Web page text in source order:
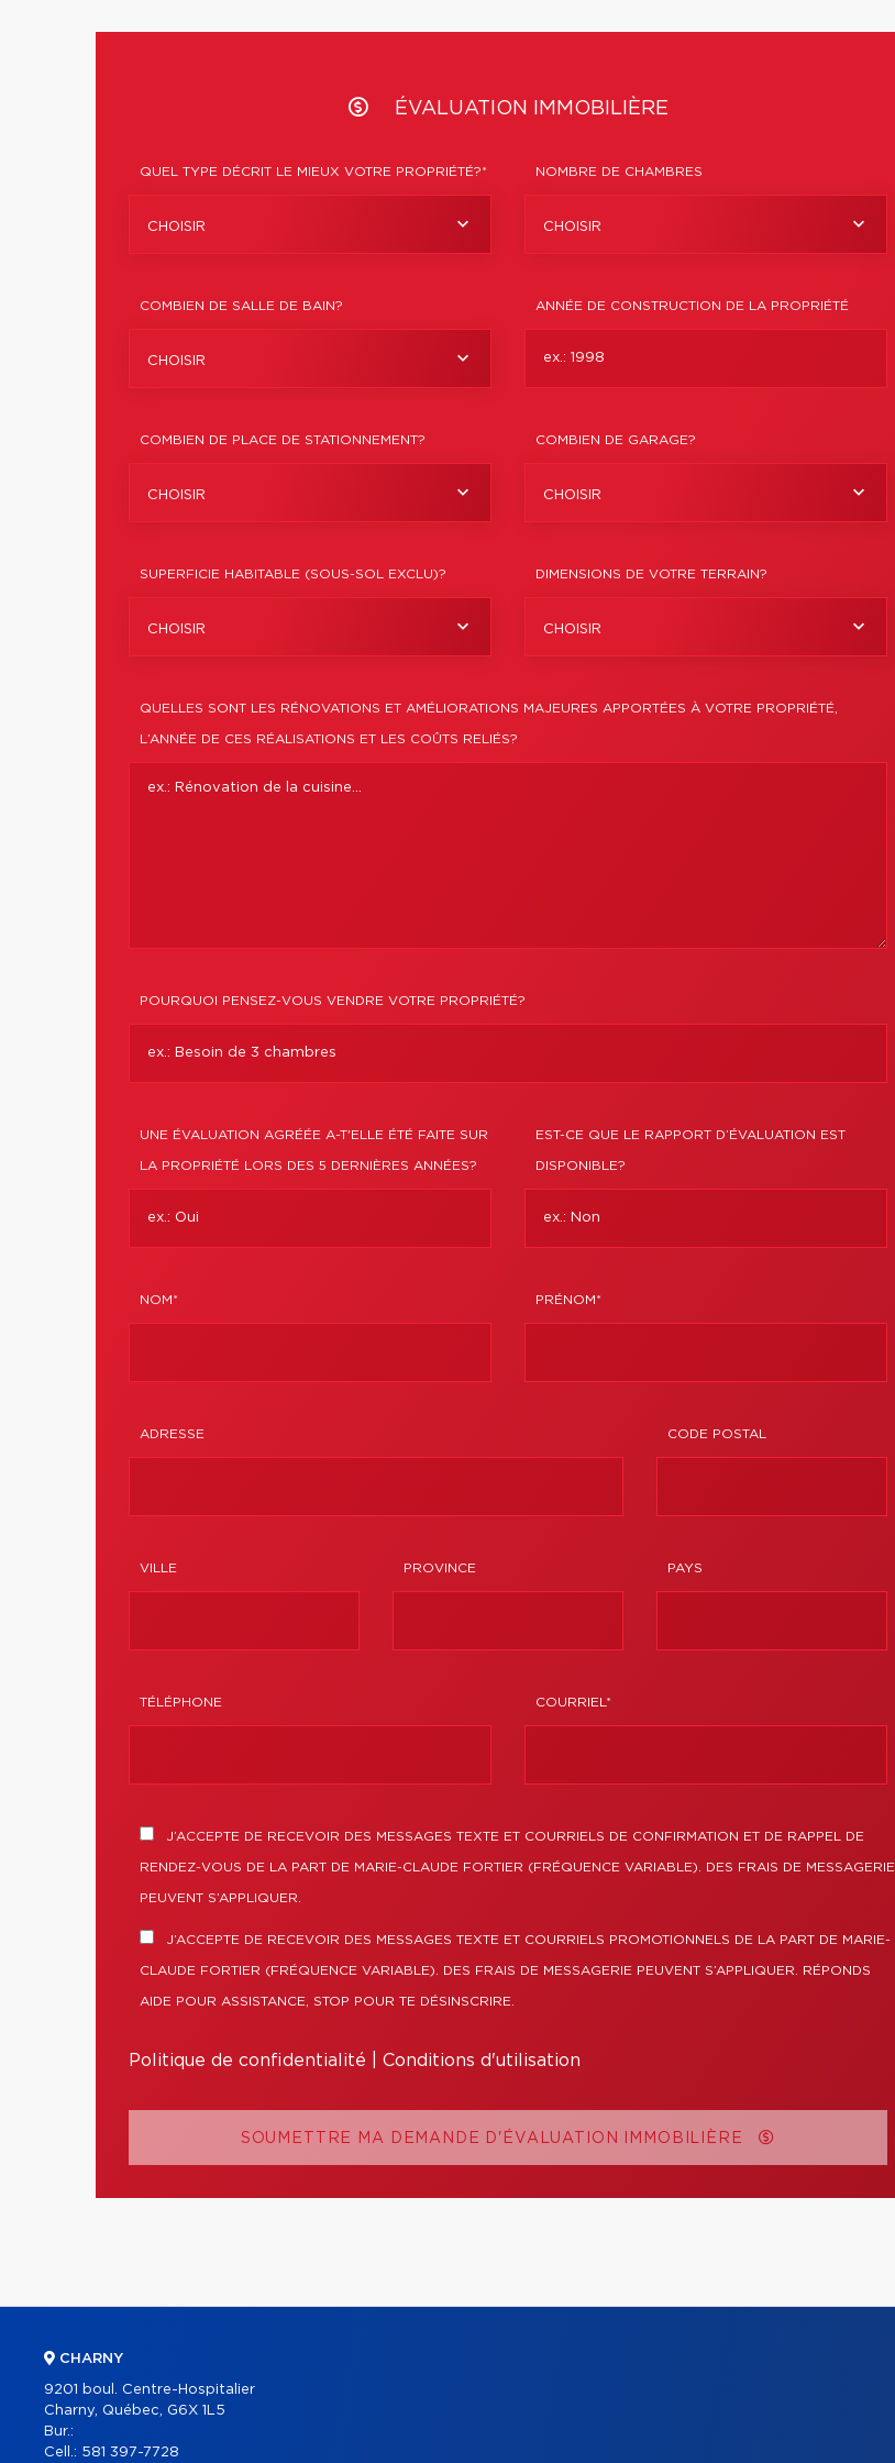
ÉVALUATION IMMOBILIÈRE
QUEL TYPE DÉCRIT LE MIEUX VOTRE PROPRIÉTÉ?*
CHOISIR
NOMBRE DE CHAMBRES
CHOISIR
COMBIEN DE SALLE DE BAIN?
CHOISIR
ANNÉE DE CONSTRUCTION DE LA PROPRIÉTÉ
COMBIEN DE PLACE DE STATIONNEMENT?
CHOISIR
COMBIEN DE GARAGE?
CHOISIR
SUPERFICIE HABITABLE (SOUS-SOL EXCLU)?
CHOISIR
DIMENSIONS DE VOTRE TERRAIN?
CHOISIR
QUELLES SONT LES RÉNOVATIONS ET AMÉLIORATIONS MAJEURES APPORTÉES À VOTRE PROPRIÉTÉ,
L’ANNÉE DE CES RÉALISATIONS ET LES COÛTS RELIÉS?
POURQUOI PENSEZ-VOUS VENDRE VOTRE PROPRIÉTÉ?
UNE ÉVALUATION AGRÉÉE A-T'ELLE ÉTÉ FAITE SUR
LA PROPRIÉTÉ LORS DES 5 DERNIÈRES ANNÉES?
EST-CE QUE LE RAPPORT D’ÉVALUATION EST
DISPONIBLE?
NOM* PRÉNOM*
ADRESSE CODE POSTAL
VILLE PROVINCE PAYS
TÉLÉPHONE COURRIEL*
J’ACCEPTE DE RECEVOIR DES MESSAGES TEXTE ET COURRIELS DE CONFIRMATION ET DE RAPPEL DE
RENDEZ-VOUS DE LA PART DE MARIE-CLAUDE FORTIER (FRÉQUENCE VARIABLE). DES FRAIS DE MESSAGERIE
PEUVENT S’APPLIQUER.
J’ACCEPTE DE RECEVOIR DES MESSAGES TEXTE ET COURRIELS PROMOTIONNELS DE LA PART DE MARIE-
CLAUDE FORTIER (FRÉQUENCE VARIABLE). DES FRAIS DE MESSAGERIE PEUVENT S’APPLIQUER. RÉPONDS
AIDE POUR ASSISTANCE, STOP POUR TE DÉSINSCRIRE.
Politique de confidentialité Conditions d'utilisation
SOUMETTRE MA DEMANDE D'ÉVALUATION IMMOBILIÈRE
CHARNY
9201 boul. Centre-Hospitalier
Charny, Québec, G6X 1L5
Bur.:
Cell.: 581 397-7728